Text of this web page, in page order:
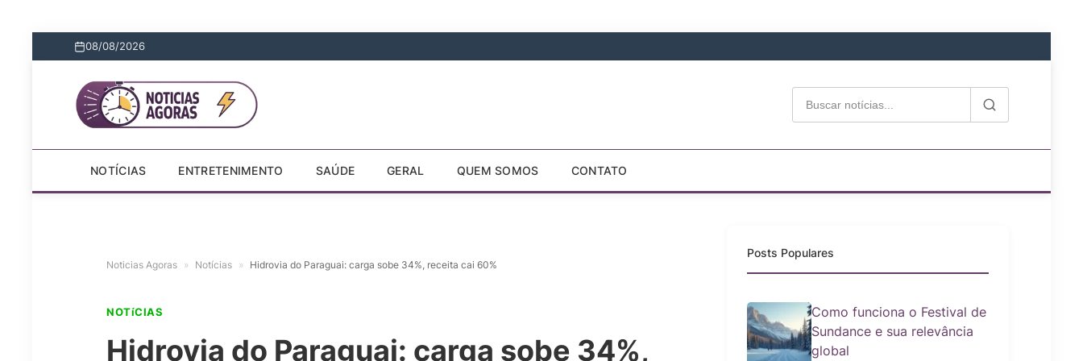
08/08/2026
NOTÍCIAS ENTRETENIMENTO SAÚDE GERAL QUEM SOMOS CONTATO
Noticias Agoras » Notícias » Hidrovia do Paraguai: carga sobe 34%, receita cai 60%
NOTíCIAS
Hidrovia do Paraguai: carga sobe 34%,
Posts Populares
Como funciona o Festival de
Sundance e sua relevância
global